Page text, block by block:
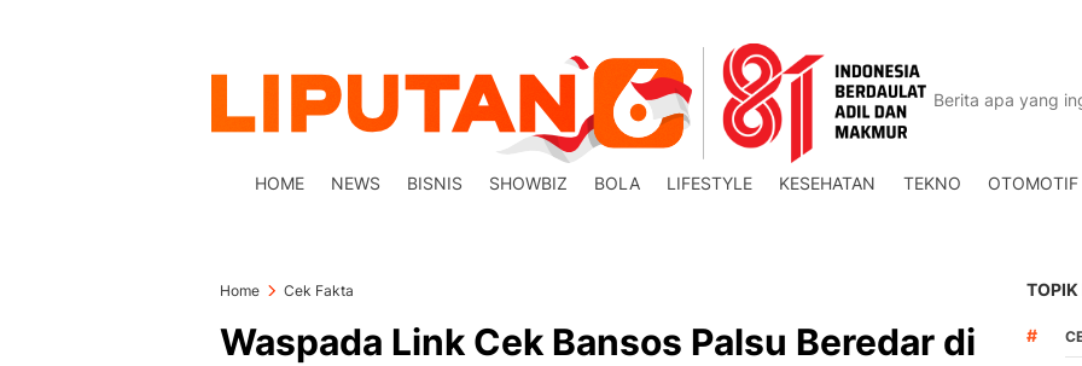
HOME NEWS BISNIS SHOWBIZ BOLA LIFESTYLE KESEHATAN TEKNO OTOMOTIF
Home Cek Fakta
Waspada Link Cek Bansos Palsu Beredar di
TOPIK
#